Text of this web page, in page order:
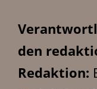
den
Redaktion: